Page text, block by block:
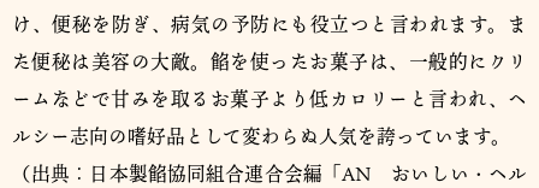
け、便秘を防ぎ、病気の予防にも役立つと言われます。ま
た便秘は美容の大敵。餡を使ったお菓子は、一般的にクリ
ームなどで甘みを取るお菓子より低カロリーと言われ、ヘ
ルシー志向の嗜好品として変わらぬ人気を誇っています。
（出典：日本製餡協同組合連合会編「AN おいしい・ヘル